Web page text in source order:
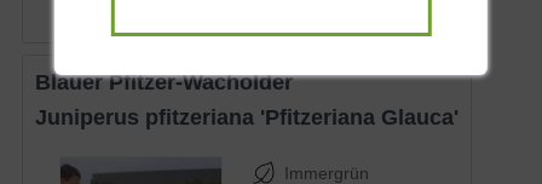
Blauer Pfitzer-Wacholder
Juniperus pfitzeriana 'Pfitzeriana Glauca'
Immergrün